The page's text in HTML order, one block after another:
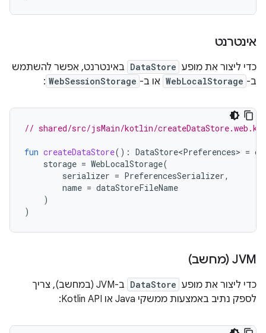
אינטרנט
כדי ליצור את מופע DataStore באינטרנט, אפשר להשתמש
ב- WebLocalStorage או ב- WebSessionStorage
:
// shared/src/jsMain/kotlin/createDataStore.web.kt
fun createDataStore(): DataStore<Preferences> =
storage = WebLocalStorage(
serializer = PreferencesSerializer,
name = dataStoreFileName
)
)
JVM (מחשב)
כדי ליצור את מופע DataStore
ב-JVM (במחשב), צריך
לספק נתיב באמצעות ממשקי Java או Kotlin API: